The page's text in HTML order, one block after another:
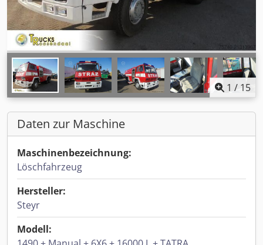
1 / 15
Daten zur Maschine
Maschinenbezeichnung:
Löschfahrzeug
Hersteller:
Steyr
Modell: